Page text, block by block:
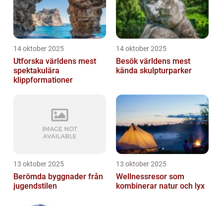
14 oktober 2025
Utforska världens mest
spektakulära
klippformationer
14 oktober 2025
Besök världens mest
kända skulpturparker
13 oktober 2025
Berömda byggnader från
jugendstilen
13 oktober 2025
Wellnessresor som
kombinerar natur och lyx